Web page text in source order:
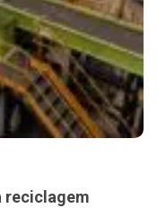
reciclagem